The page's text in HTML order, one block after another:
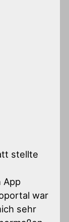
stellte
App
war
sehr